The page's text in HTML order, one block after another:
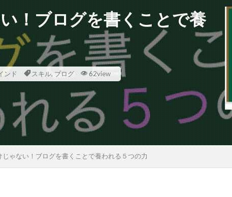
！ブログを書くことで養
ンド スキル, ブログ 62view
じゃない！ブログを書くことで養われる５つの力